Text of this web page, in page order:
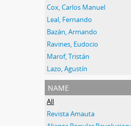
Cox, Carlos Manuel
Leal, Fernando
Bazán, Armando
Ravines, Eudocio
Marof, Tristán
Lazo, Agustín
name
All
Revista Amauta